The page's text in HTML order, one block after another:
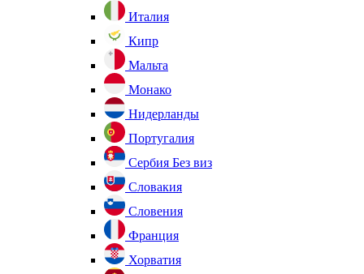
Италия
Кипр
Мальта
Монако
Нидерланды
Португалия
Сербия Без виз
Словакия
Словения
Франция
Хорватия